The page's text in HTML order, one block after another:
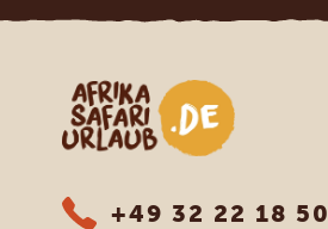
Afrika Safari Urlaub
+49 32 22 18 50